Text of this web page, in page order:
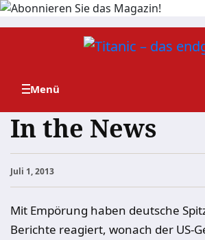
Zum
In the News
Juli 1, 2013
Mit Empörung haben deutsche
Berichte reagiert, wonach der US-